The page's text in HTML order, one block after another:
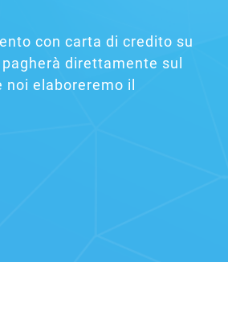
con carta di credito su
direttamente sul
elaboreremo il